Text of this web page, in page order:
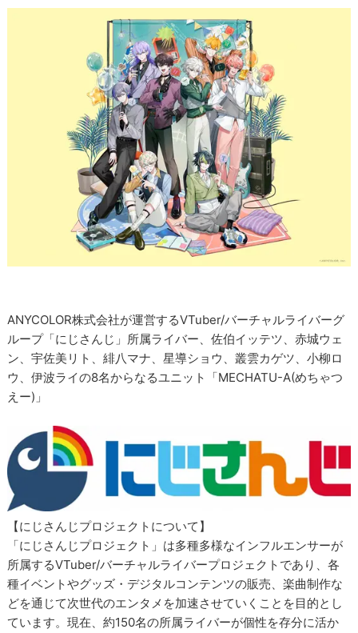
ANYCOLOR株式会社が運営するVTuber/バーチャルライバーグ
ループ「にじさんじ」所属ライバー、佐伯イッテツ、赤城ウェ
ン、宇佐美リト、緋八マナ、星導ショウ、叢雲カゲツ、小柳ロ
ウ、伊波ライの8名からなるユニット「MECHATU-A(めちゃつ
えー)」
【にじさんじプロジェクトについて】
「にじさんじプロジェクト」は多種多様なインフルエンサーが
所属するVTuber/バーチャルライバープロジェクトであり、各
種イベントやグッズ・デジタルコンテンツの販売、楽曲制作な
どを通じて次世代のエンタメを加速させていくことを目的とし
ています。現在、約150名の所属ライバーが個性を存分に活か